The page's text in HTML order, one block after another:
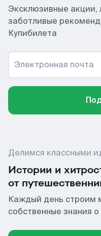
Эксклюзивные акции,
заботливые
Купибилета
Электронная почта
Делимся классными
Истории и
от
Каждый день строим
собственные знания